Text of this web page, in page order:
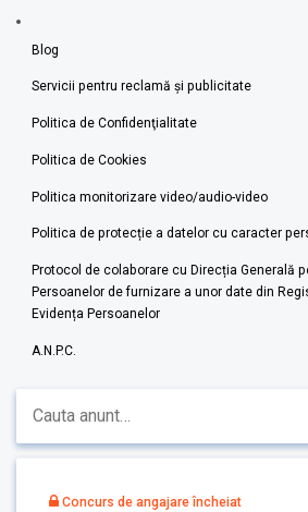
Blog
Servicii pentru reclamă și publicitate
Politica de Confidenţialitate
Politica de Cookies
Politica monitorizare video/audio-video
Politica de protecție a datelor cu caracter
Protocol de colaborare cu Direcția Generală
Persoanelor de furnizare a unor date din
Evidența Persoanelor
A.N.P.C.
Concurs de angajare încheiat